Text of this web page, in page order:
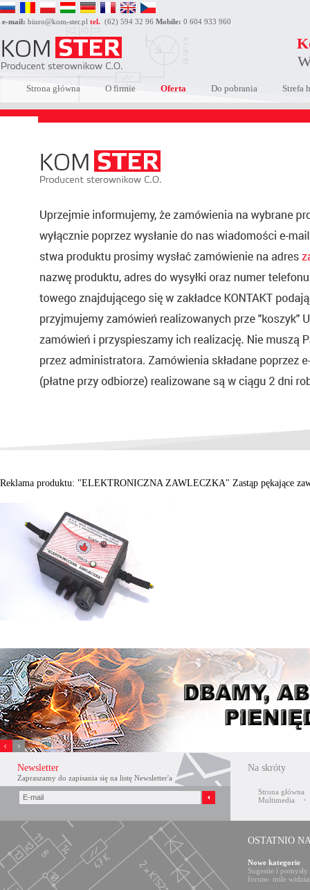
e-mail: biuro@kom-ster.pl tel. (62) 594 32 96 Mobile: 0 604 933 960
Strona główna O firmie Oferta Do pobrania Strefa
Reklama produktu: "ELEKTRONICZNA ZAWLECZKA" Zastąp pękające
سكس
Newsletter
Zapraszamy do zapisania się na listę Newsletter'a
Na skróty
Strona główna
Multimedia
OSTATNIO
Nowe kategorie
Sugestie i
forum- mile